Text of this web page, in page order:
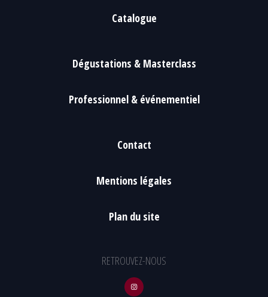
Catalogue
Dégustations & Masterclass
Professionnel & événementiel
Contact
Mentions légales
Plan du site
RETROUVEZ-NOUS